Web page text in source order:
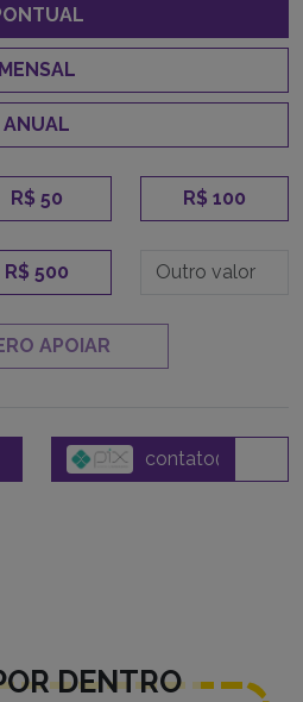
MENSAL
ANUAL
R$ 50 R$ 100
R$ 500
APOIAR
DENTRO